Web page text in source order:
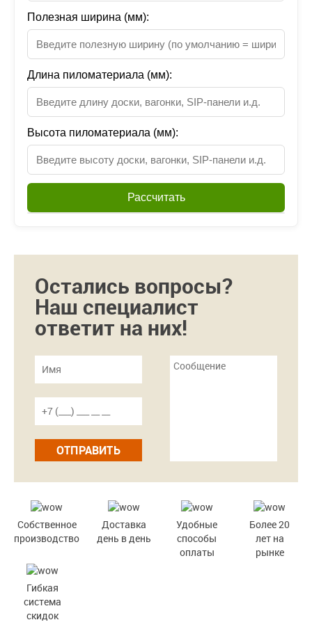
Полезная ширина (мм):
Длина пиломатериала (мм):
Высота пиломатериала (мм):
Рассчитать
Остались вопросы?
Наш специалист
ответит на них!
ОТПРАВИТЬ
Собственное
производство
Доставка
день в день
Удобные
способы
оплаты
Более 20
лет на
рынке
Гибкая
система
скидок